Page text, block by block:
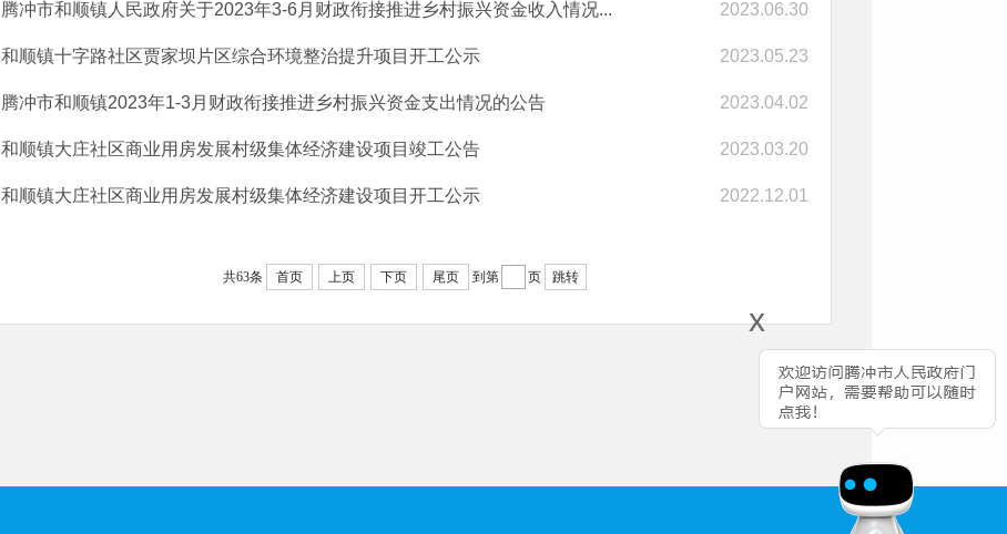
x
腾冲市和顺镇人民政府关于2023年3-6月财政衔接推进乡村振兴资金收入情况... 2023.06.30
和顺镇十字路社区贾家坝片区综合环境整治提升项目开工公示 2023.05.23
腾冲市和顺镇2023年1-3月财政衔接推进乡村振兴资金支出情况的公告 2023.04.02
和顺镇大庄社区商业用房发展村级集体经济建设项目竣工公告 2023.03.20
和顺镇大庄社区商业用房发展村级集体经济建设项目开工公示 2022.12.01
共63条 首页 上页 下页 尾页 到第 页 跳转